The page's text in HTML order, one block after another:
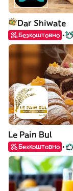
Dar Shiwate
Безкоштовно
Le Pain Bul
Безкоштовно